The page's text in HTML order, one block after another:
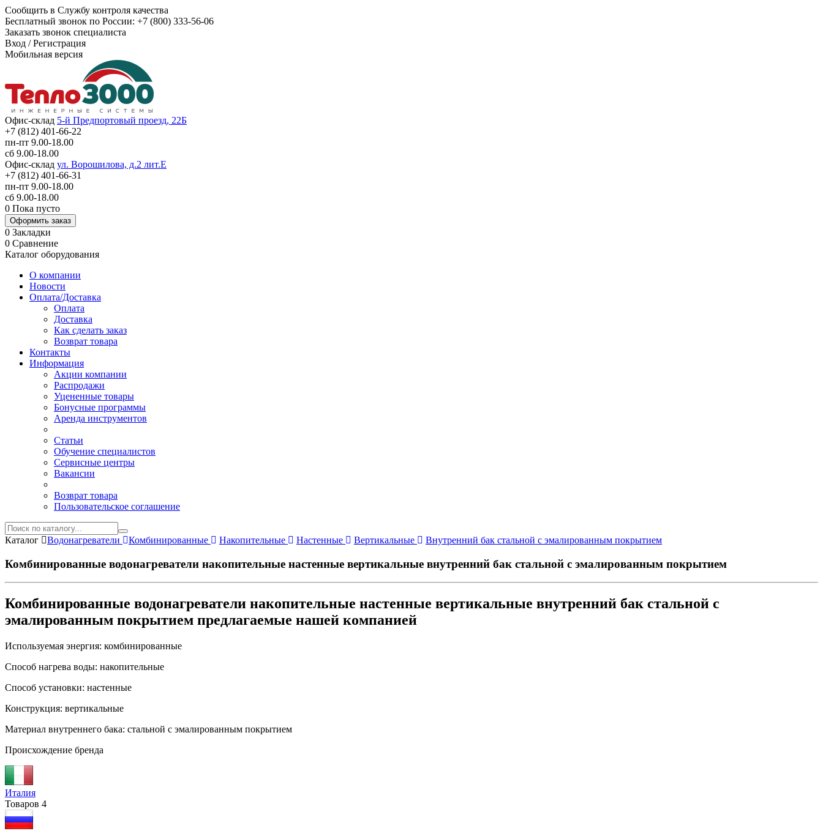
Сообщить в Службу контроля качества
Бесплатный звонок по России: +7 (800) 333-56-06
Заказать звонок специалиста
Вход /Регистрация
Мобильная версия
Офис-склад 5-й Предпортовый проезд, 22Б
+7 (812) 401-66-22
пн-пт 9.00-18.00
сб 9.00-18.00
Офис-склад ул. Ворошилова, д.2 лит.Е
+7 (812) 401-66-31
пн-пт 9.00-18.00
сб 9.00-18.00
0 Пока пусто
Оформить заказ
0 Закладки
0 Сравнение
Каталог оборудования
О компании
Новости
Оплата/Доставка
Оплата
Доставка
Как сделать заказ
Возврат товара
Контакты
Информация
Акции компании
Распродажи
Уцененные товары
Бонусные программы
Аренда инструментов
Статьи
Обучение специалистов
Сервисные центры
Вакансии
Возврат товара
Пользовательское соглашение
Каталог Водонагреватели Комбинированные Накопительные Настенные Вертикальные Внутренний бак стальной с эмалированным покрытием
Комбинированные водонагреватели накопительные настенные вертикальные внутренний бак стальной с эмалированным покрытием
Комбинированные водонагреватели накопительные настенные вертикальные внутренний бак стальной с
эмалированным покрытием предлагаемые нашей компанией
Используемая энергия: комбинированные
Способ нагрева воды: накопительные
Способ установки: настенные
Конструкция: вертикальные
Материал внутреннего бака: стальной с эмалированным покрытием
Происхождение бренда
Италия
Товаров 4